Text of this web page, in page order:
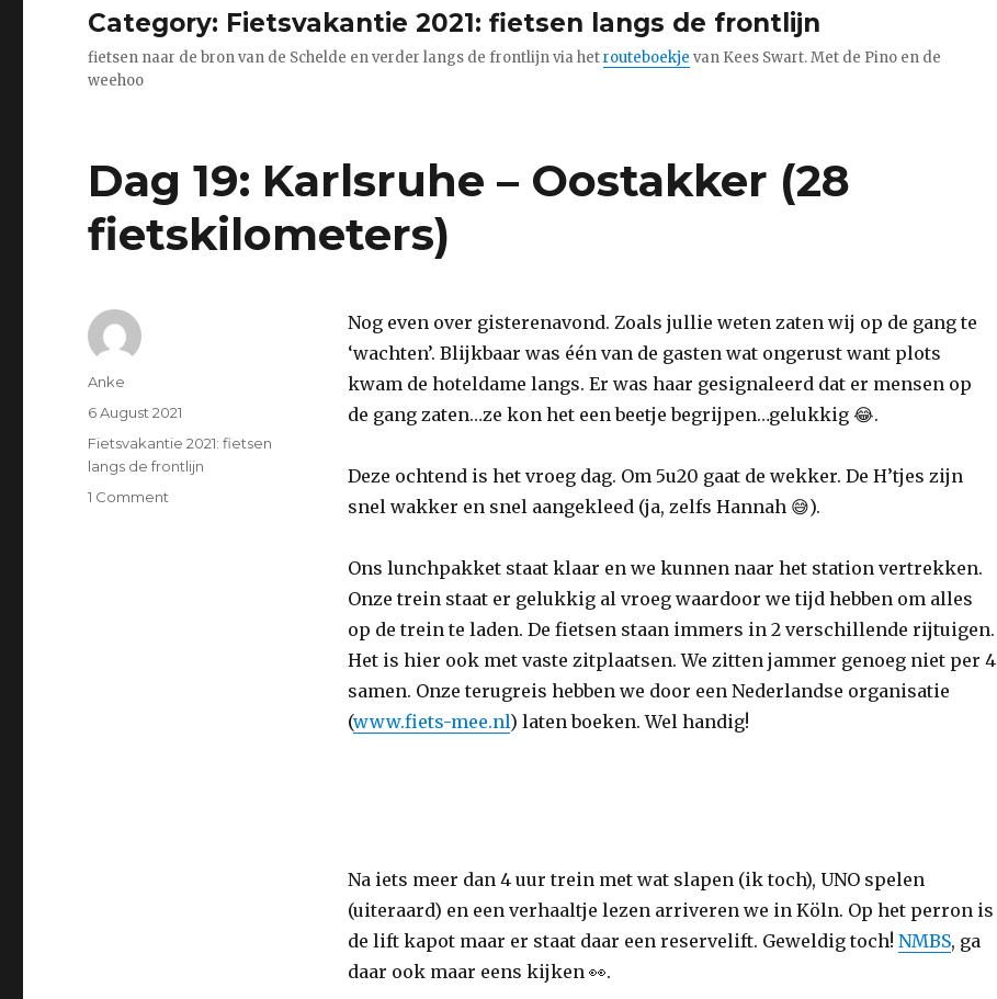
Category: Fietsvakantie 2021: fietsen langs de frontlijn
fietsen naar de bron van de Schelde en verder langs de frontlijn via hetrouteboekje van Kees Swart. Met de Pino en de
weehoo
Dag 19: Karlsruhe – Oostakker (28
fietskilometers)
Nog even over gisterenavond. Zoals jullie weten zaten wij op de gang te
‘wachten’. Blijkbaar was één van de gasten wat ongerust want plots
kwam de hoteldame langs. Er was haar gesignaleerd dat er mensen op
de gang zaten…ze kon het een beetje begrijpen…gelukkig 😂.
Deze ochtend is het vroeg dag. Om 5u20 gaat de wekker. De H’tjes zijn
snel wakker en snel aangekleed (ja, zelfs Hannah 😅).
Ons lunchpakket staat klaar en we kunnen naar het station vertrekken.
Onze trein staat er gelukkig al vroeg waardoor we tijd hebben om alles
op de trein te laden. De fietsen staan immers in 2 verschillende rijtuigen.
Het is hier ook met vaste zitplaatsen. We zitten jammer genoeg niet per 4
samen. Onze terugreis hebben we door een Nederlandse organisatie
(www.fiets-mee.nl) laten boeken. Wel handig!
Na iets meer dan 4 uur trein met wat slapen (ik toch), UNO spelen
(uiteraard) en een verhaaltje lezen arriveren we in Köln. Op het perron is
de lift kapot maar er staat daar een reservelift. Geweldig toch! NMBS, ga
daar ook maar eens kijken 👀.
Author
Anke
Posted
on
6 August 2021
Categories
Fietsvakantie 2021: fietsen
langs de frontlijn
1 Comment